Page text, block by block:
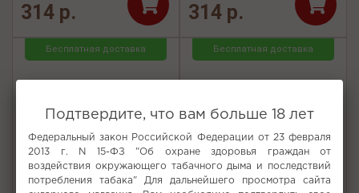
314 р. 314 р.
Бесплатная доставка Бесплатная доставка
Подтвердите, что вам больше 18 лет
Федеральный закон Российской Федерации от 23 февраля
2013 г. N 15-ФЗ "Об охране здоровья граждан от
воздействия окружающего табачного дыма и последствий
потребления табака" Для дальнейшего просмотра сайта